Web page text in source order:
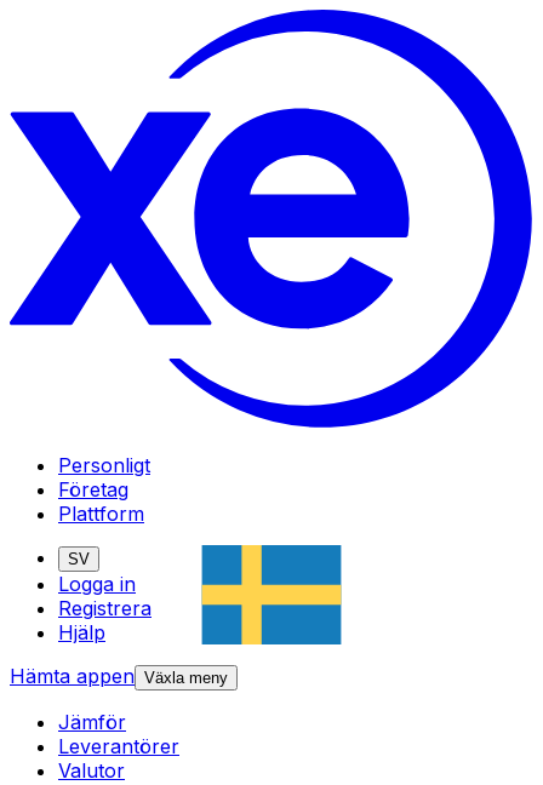
Personligt
Företag
Plattform
SV
Logga in
Registrera
Hjälp
Hämta appen Växla meny
Jämför
Leverantörer
Valutor